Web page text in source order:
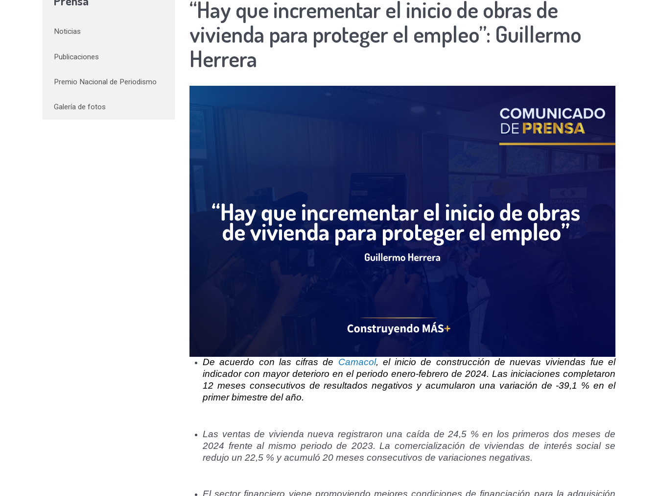
Noticias
Publicaciones
Premio Nacional de Periodismo
Galería de fotos
“Hay que incrementar el inicio de obras de
vivienda para proteger el empleo”: Guillermo
Herrera
De acuerdo con las cifras de Camacol, el inicio de construcción de nuevas viviendas fue el
indicador con mayor deterioro en el periodo enero-febrero de 2024. Las iniciaciones completaron
12 meses consecutivos de resultados negativos y acumularon una variación de -39,1 % en el
primer bimestre del año.
Las ventas de vivienda nueva registraron una caída de 24,5 % en los primeros dos meses de
2024 frente al mismo periodo de 2023. La comercialización de viviendas de interés social se
redujo un 22,5 % y acumuló 20 meses consecutivos de variaciones negativas.
El sector financiero viene promoviendo mejores condiciones de financiación para la adquisición